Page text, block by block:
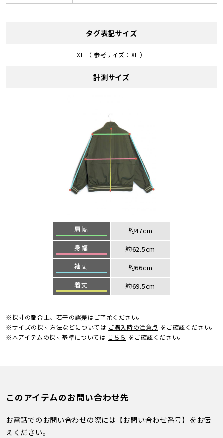
タグ表記サイズ
XL （ 参考サイズ：XL ）
計測サイズ
肩幅
約47cm
身幅
約62.5cm
袖丈
約66cm
着丈
約69.5cm
※採寸の都合上、若干の誤差はご了承ください。
※サイズの採寸方法などについては ご購入時の注意点 をご確認ください。
※本アイテムの採寸基準については こちら をご確認ください。
このアイテムのお問い合わせ先
お電話でのお問い合わせの際には【お問い合わせ番号】をお伝
えください。